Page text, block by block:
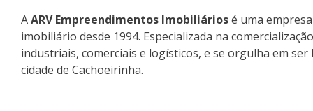
AARV Empreendimentos Imobiliáriosé uma
imobiliário desde 1994. Especializada na
industriais, comerciais e logísticos, e se orgulha em
cidade de Cachoeirinha.